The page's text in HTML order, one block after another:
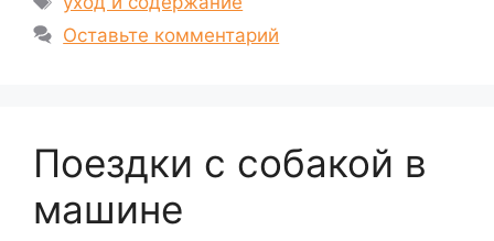
Оставьте комментарий
Поездки с собакой в
машине